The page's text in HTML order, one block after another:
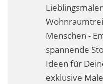
Der
Menschen -
spannende
Ideen für
exklusive